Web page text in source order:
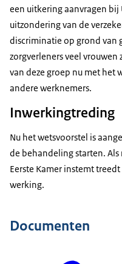
een uitkering aanvragen bij
uitzondering van de
discriminatie op grond van
zorgverleners veel
van deze groep nu met het
andere werknemers.
Inwerkingtreding
Nu het wetsvoorstel is
de behandeling starten. Als
Eerste Kamer instemt
werking.
Documenten